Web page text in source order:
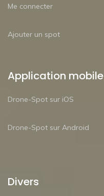
Me connecter
Ajouter un spot
Application mobile
Drone-Spot sur iOS
Drone-Spot sur Android
Divers